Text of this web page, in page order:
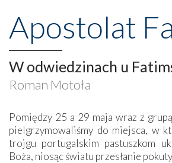
Apostolat
W odwiedzinach u
Roman Motoła
Pomiędzy 25 a 29 maja wraz z
pielgrzymowaliśmy do miejsca, w
trojgu portugalskim pastuszkom
Boża, niosąc światu przesłanie